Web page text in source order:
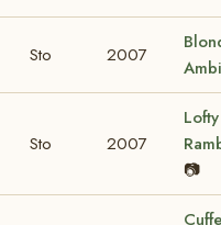
Sto 2007
Sto 2007
📷